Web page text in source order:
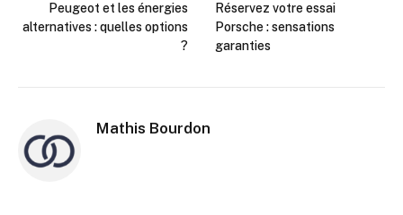
Peugeot et les énergies
alternatives : quelles options
?
Réservez votre essai
Porsche : sensations
garanties
Mathis Bourdon